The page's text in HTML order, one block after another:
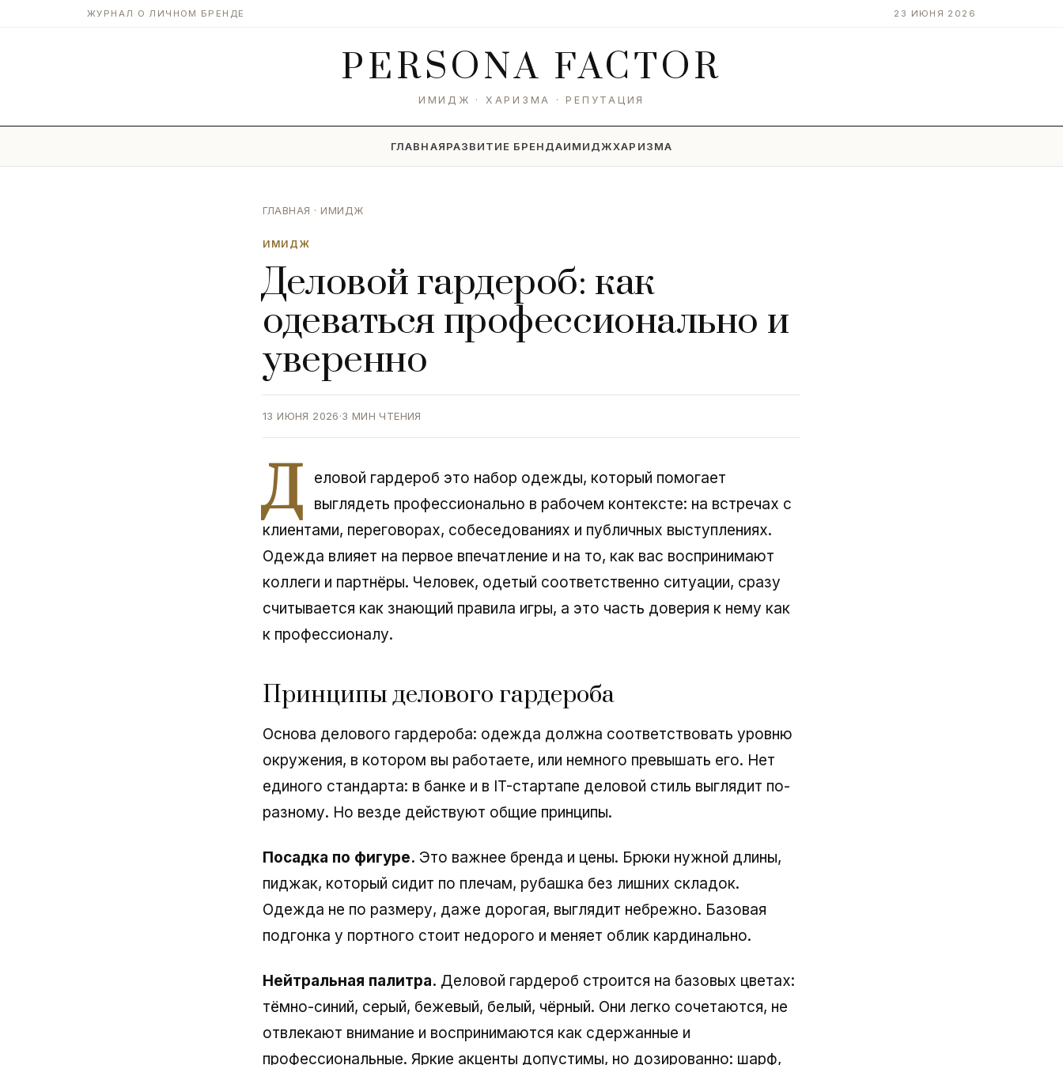
ЖУРНАЛ О ЛИЧНОМ БРЕНДЕ 23 ИЮНЯ 2026
PERSONA FACTOR
ИМИДЖ · ХАРИЗМА · РЕПУТАЦИЯ
ГЛАВНАЯРАЗВИТИЕ БРЕНДАИМИДЖХАРИЗМА
ГЛАВНАЯ · ИМИДЖ
ИМИДЖ
Деловой гардероб: как
одеваться профессионально и
уверенно
13 ИЮНЯ 2026·3 МИН ЧТЕНИЯ
Д
еловой гардероб это набор одежды, который помогает
выглядеть профессионально в рабочем контексте: на встречах с
клиентами, переговорах, собеседованиях и публичных выступлениях.
Одежда влияет на первое впечатление и на то, как вас воспринимают
коллеги и партнёры. Человек, одетый соответственно ситуации, сразу
считывается как знающий правила игры, а это часть доверия к нему как
к профессионалу.
Принципы делового гардероба
Основа делового гардероба: одежда должна соответствовать уровню
окружения, в котором вы работаете, или немного превышать его. Нет
единого стандарта: в банке и в IT-стартапе деловой стиль выглядит по-
разному. Но везде действуют общие принципы.
Посадка по фигуре. Это важнее бренда и цены. Брюки нужной длины,
пиджак, который сидит по плечам, рубашка без лишних складок.
Одежда не по размеру, даже дорогая, выглядит небрежно. Базовая
подгонка у портного стоит недорого и меняет облик кардинально.
Нейтральная палитра. Деловой гардероб строится на базовых цветах:
тёмно-синий, серый, бежевый, белый, чёрный. Они легко сочетаются, не
отвлекают внимание и воспринимаются как сдержанные и
профессиональные. Яркие акценты допустимы, но дозированно: шарф,